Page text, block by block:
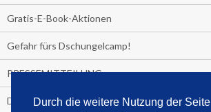
Durch die weitere Nutzung der Seite
Gratis-E-Book-Aktionen
Gefahr fürs Dschungelcamp!
PRESSEMITTEILUNG
Deutschland im Handball-Fieber